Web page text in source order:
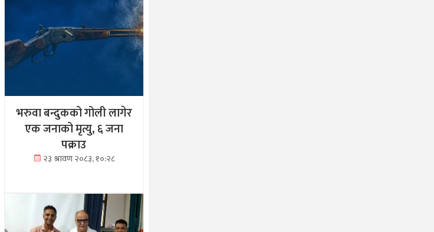
भरुवा बन्दुकको गोली लागेर
एक जनाको मृत्यु, ६ जना
पक्राउ
२३ श्रावण २०८३, १०:२८